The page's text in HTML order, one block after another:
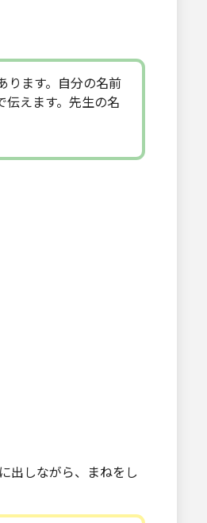
ります。自分の名前
伝えます。先生の名
出しながら、まねをし